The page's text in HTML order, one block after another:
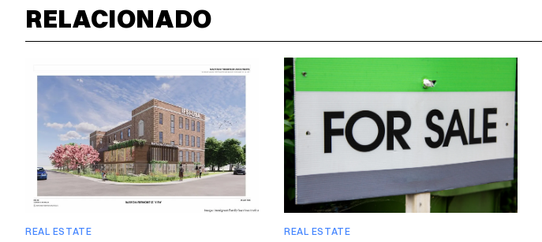
RELACIONADO
REAL ESTATE REAL ESTATE